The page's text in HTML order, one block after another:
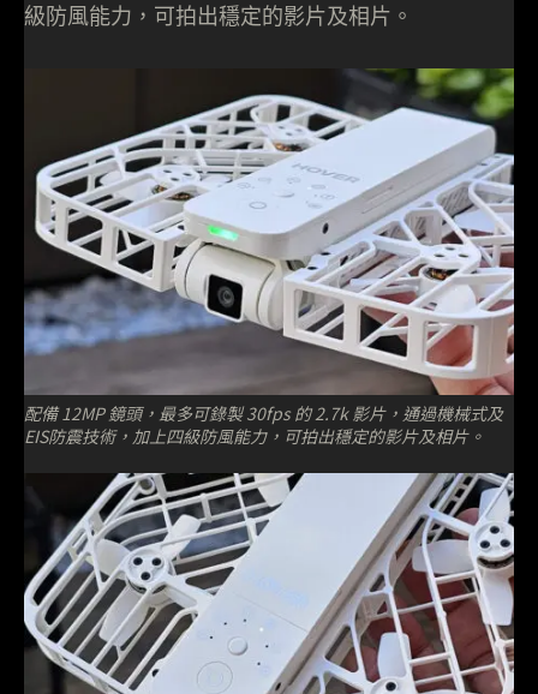
級防風能力，可拍出穩定的影片及相片。
配備 12MP 鏡頭，最多可錄製 30fps 的 2.7k 影片，通過機械式及
EIS防震技術，加上四級防風能力，可拍出穩定的影片及相片。